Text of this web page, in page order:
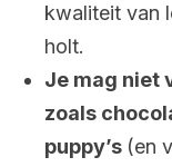
kwaliteit van
holt.
Je mag niet
zoals
puppy’s (en